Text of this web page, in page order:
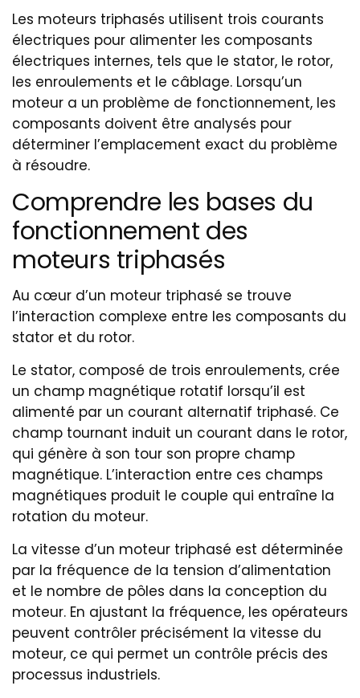
Les moteurs triphasés utilisent trois courants
électriques pour alimenter les composants
électriques internes, tels que le stator, le rotor,
les enroulements et le câblage. Lorsqu’un
moteur a un problème de fonctionnement, les
composants doivent être analysés pour
déterminer l’emplacement exact du problème
à résoudre.
Comprendre les bases du
fonctionnement des
moteurs triphasés
Au cœur d’un moteur triphasé se trouve
l’interaction complexe entre les composants du
stator et du rotor.
Le stator, composé de trois enroulements, crée
un champ magnétique rotatif lorsqu’il est
alimenté par un courant alternatif triphasé. Ce
champ tournant induit un courant dans le rotor,
qui génère à son tour son propre champ
magnétique. L’interaction entre ces champs
magnétiques produit le couple qui entraîne la
rotation du moteur.
La vitesse d’un moteur triphasé est déterminée
par la fréquence de la tension d’alimentation
et le nombre de pôles dans la conception du
moteur. En ajustant la fréquence, les opérateurs
peuvent contrôler précisément la vitesse du
moteur, ce qui permet un contrôle précis des
processus industriels.